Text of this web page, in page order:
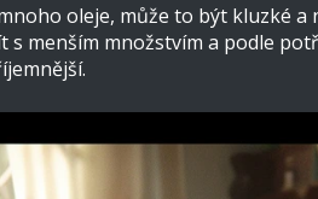
oleje, může to být kluzké
menším množstvím a podle